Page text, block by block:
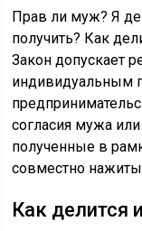
Прав ли муж? Я
получить? Как
Закон допускает
индивидуальным
согласия мужа
полученные в
совместно
Как делится